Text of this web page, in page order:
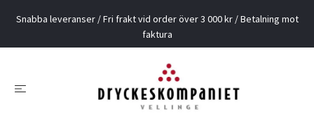
Snabba leveranser / Fri frakt vid order över 3 000 kr / Betalning mot
faktura